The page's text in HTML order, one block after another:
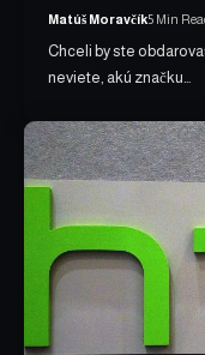
Matúš Moravčík5 Min
Chceli by ste
neviete, akú značku…